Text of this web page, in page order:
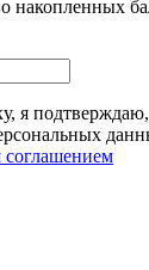
накопленных
я подтверждаю,
соглашением